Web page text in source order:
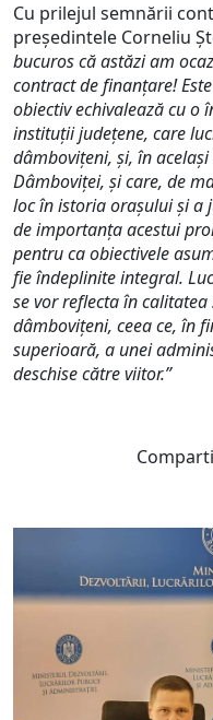
Cu prilejul semnării
președintele Corneliu
bucuros că astăzi am
contract de finanțare!
obiectiv echivalează cu
instituții județene, care
dâmbovițeni, și, în
Dâmboviței, și care, de
loc în istoria orașului și a
de importanța acestui
pentru ca obiectivele
fie îndeplinite integral.
se vor reflecta în
dâmbovițeni, ceea ce, în
superioară, a unei
deschise către viitor.”